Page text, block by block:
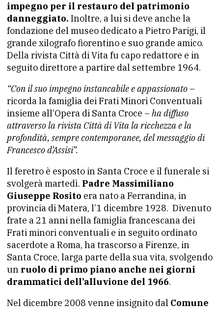
impegno per il restauro del patrimonio
danneggiato. Inoltre, a lui si deve anche la
fondazione del museo dedicato a Pietro Parigi, il
grande xilografo fiorentino e suo grande amico.
Della rivista Città di Vita fu capo redattore e in
seguito direttore a partire dal settembre 1964.
“Con il suo impegno instancabile e appassionato –
ricorda la famiglia dei Frati Minori Conventuali
insieme all’Opera di Santa Croce – ha diffuso
attraverso la rivista Città di Vita la ricchezza e la
profondità, sempre contemporanee, del messaggio di
Francesco d’Assisi”.
Il feretro è esposto in Santa Croce e il funerale si
svolgerà martedì. Padre Massimiliano
Giuseppe Rosito era nato a Ferrandina, in
provincia di Matera, l’1 dicembre 1928. Divenuto
frate a 21 anni nella famiglia francescana dei
Frati minori conventuali e in seguito ordinato
sacerdote a Roma, ha trascorso a Firenze, in
Santa Croce, larga parte della sua vita, svolgendo
un ruolo di primo piano anche nei giorni
drammatici dell’alluvione del 1966.
Nel dicembre 2008 venne insignito dal Comune